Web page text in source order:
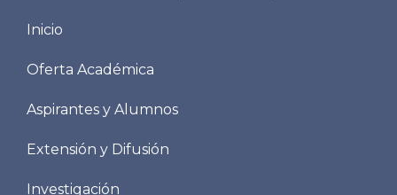
Menu
Inicio
Oferta Académica
Aspirantes y Alumnos
Extensión y Difusión
Investigación